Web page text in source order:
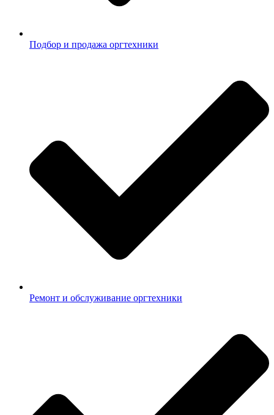
Подбор и продажа оргтехники
Ремонт и обслуживание оргтехники